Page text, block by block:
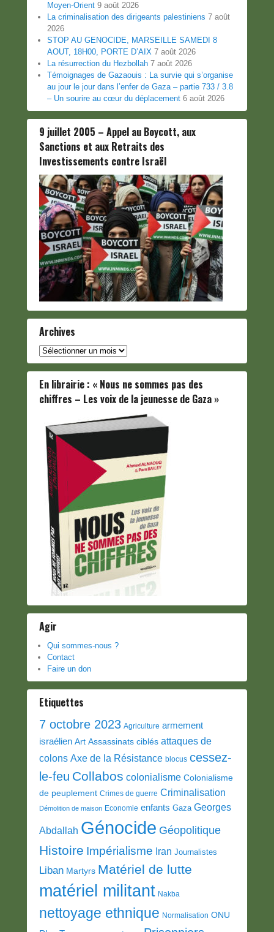
Moyen-Orient 9 août 2026
La criminalisation des dirigeants palestiniens 7 août
2026
STOP AU GENOCIDE, MARSEILLE SAMEDI 8
AOUT, 18H00, PORTE D’AIX 7 août 2026
La résurrection du Hezbollah 7 août 2026
Témoignages de Gazaouis : La survie qui s’organise
au jour le jour dans l’enfer de Gaza – partie 733 / 3.8
– Un sourire au cœur du déplacement 6 août 2026
9 juillet 2005 – Appel au Boycott, aux
Sanctions et aux Retraits des
Investissements contre Israël
Archives
Archives
En librairie : « Nous ne sommes pas des
chiffres – Les voix de la jeunesse de Gaza »
Agir
Qui sommes-nous ?
Contact
Faire un don
Etiquettes
7 octobre 2023 Agriculture armement
israélien Art Assassinats ciblés attaques de
colons Axe de la Résistance blocus cessez-
le-feu Collabos colonialisme Colonialisme
de peuplement Crimes de guerre Criminalisation
Démolition de maison Economie enfants Gaza Georges
Abdallah Génocide Géopolitique
Histoire Impérialisme Iran Journalistes
Liban Martyrs Matériel de lutte
matériel militant Nakba
nettoyage ethnique Normalisation ONU